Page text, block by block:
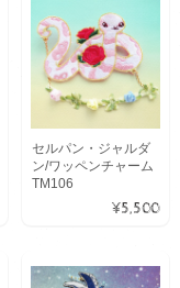
セルパン・ジャルダ
ン/ワッペンチャーム
TM106
¥5,500